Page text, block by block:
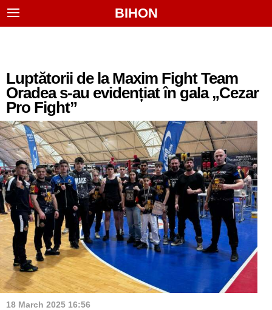
BIHON
Luptătorii de la Maxim Fight Team
Oradea s-au evidențiat în gala „Cezar
Pro Fight”
18 March 2025 16:56